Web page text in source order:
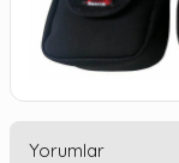
Yorumlar